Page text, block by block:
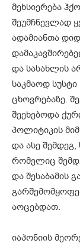
მეხსიერება
შეუმჩნევლად
ადამიანთა
და სასახლის
საკმაოდ
ცხოვრებაზე.
შეეხებოდა
პოლიტიკის
და ასე
რომელიც
და შესაბამის
აოცებდათ.
იაპონიის